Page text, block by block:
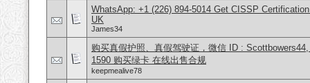
WhatsApp: +1 (226) 894-5014​ Get CISSP
UK
James34
购买真假护照、真假驾驶证，微信 ID :
1590 购买绿卡 在线出售合规
keepmealive78